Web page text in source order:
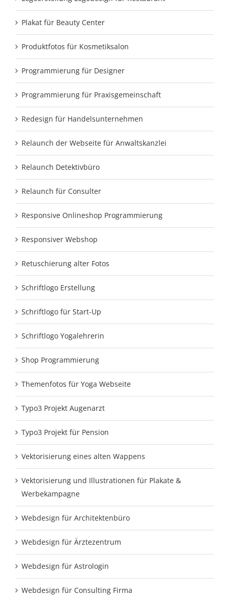
Plakat für Beauty Center
Produktfotos für Kosmetiksalon
Programmierung für Designer
Programmierung für Praxisgemeinschaft
Redesign für Handelsunternehmen
Relaunch der Webseite für Anwaltskanzlei
Relaunch Detektivbüro
Relaunch für Consulter
Responsive Onlineshop Programmierung
Responsiver Webshop
Retuschierung alter Fotos
Schriftlogo Erstellung
Schriftlogo für Start-Up
Schriftlogo Yogalehrerin
Shop Programmierung
Themenfotos für Yoga Webseite
Typo3 Projekt Augenarzt
Typo3 Projekt für Pension
Vektorisierung eines alten Wappens
Vektorisierung und Illustrationen für Plakate &
Werbekampagne
Webdesign für Architektenbüro
Webdesign für Ärztezentrum
Webdesign für Astrologin
Webdesign für Consulting Firma